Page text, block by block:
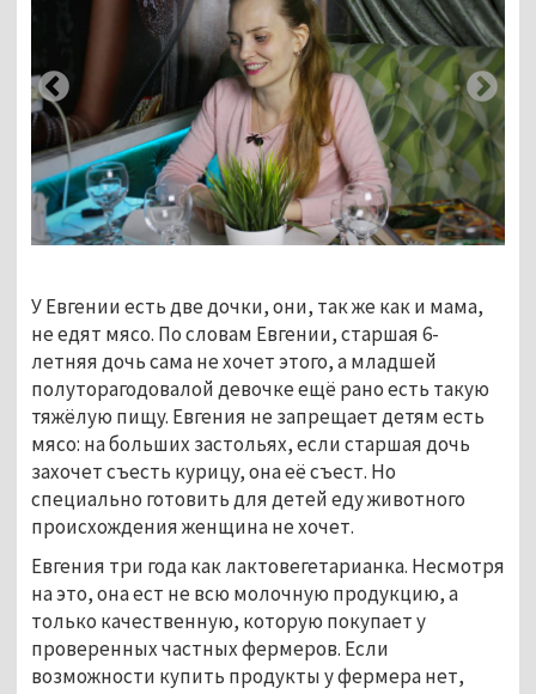
У Евгении есть две дочки, они, так же как и мама,
не едят мясо. По словам Евгении, старшая 6-
летняя дочь сама не хочет этого, а младшей
полуторагодовалой девочке ещё рано есть такую
тяжёлую пищу. Евгения не запрещает детям есть
мясо: на больших застольях, если старшая дочь
захочет съесть курицу, она её съест. Но
специально готовить для детей еду животного
происхождения женщина не хочет.
Евгения три года как лактовегетарианка. Несмотря
на это, она ест не всю молочную продукцию, а
только качественную, которую покупает у
проверенных частных фермеров. Если
возможности купить продукты у фермера нет,